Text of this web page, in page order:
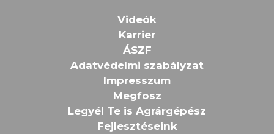
Videók
Karrier
ÁSZF
Adatvédelmi szabályzat
Impresszum
Megfosz
Legyél Te is Agrárgépész
Fejlesztéseink